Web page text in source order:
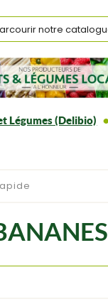
Légumes (Delibio)